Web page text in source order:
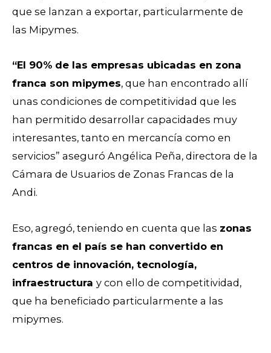
que se lanzan a exportar, particularmente de
las Mipymes.
“El 90% de las empresas ubicadas en zona
franca son mipymes, que han encontrado allí
unas condiciones de competitividad que les
han permitido desarrollar capacidades muy
interesantes, tanto en mercancía como en
servicios” aseguró Angélica Peña, directora de la
Cámara de Usuarios de Zonas Francas de la
Andi.
Eso, agregó, teniendo en cuenta que las zonas
francas en el país se han convertido en
centros de innovación, tecnología,
infraestructura y con ello de competitividad,
que ha beneficiado particularmente a las
mipymes.